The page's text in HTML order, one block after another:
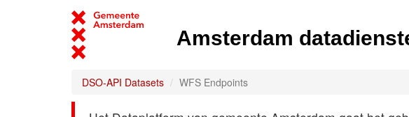
Amsterdam
DSO-API Datasets WFS Endpoints